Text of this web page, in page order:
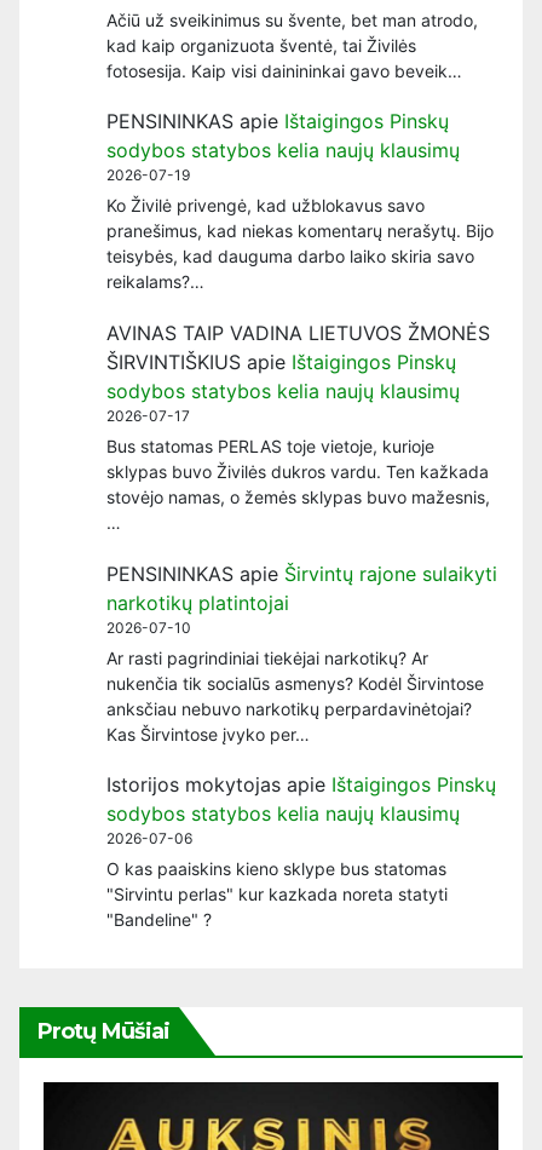
Ačiū už sveikinimus su švente, bet man atrodo,
kad kaip organizuota šventė, tai Živilės
fotosesija. Kaip visi dainininkai gavo beveik…
PENSININKAS apie Ištaigingos Pinskų
sodybos statybos kelia naujų klausimų
2026-07-19
Ko Živilė privengė, kad užblokavus savo
pranešimus, kad niekas komentarų nerašytų. Bijo
teisybės, kad dauguma darbo laiko skiria savo
reikalams?…
AVINAS TAIP VADINA LIETUVOS ŽMONĖS
ŠIRVINTIŠKIUS apie Ištaigingos Pinskų
sodybos statybos kelia naujų klausimų
2026-07-17
Bus statomas PERLAS toje vietoje, kurioje
sklypas buvo Živilės dukros vardu. Ten kažkada
stovėjo namas, o žemės sklypas buvo mažesnis,
…
PENSININKAS apie Širvintų rajone sulaikyti
narkotikų platintojai
2026-07-10
Ar rasti pagrindiniai tiekėjai narkotikų? Ar
nukenčia tik socialūs asmenys? Kodėl Širvintose
anksčiau nebuvo narkotikų perpardavinėtojai?
Kas Širvintose įvyko per…
Istorijos mokytojas apie Ištaigingos Pinskų
sodybos statybos kelia naujų klausimų
2026-07-06
O kas paaiskins kieno sklype bus statomas
"Sirvintu perlas" kur kazkada noreta statyti
"Bandeline" ?
Protų Mūšiai